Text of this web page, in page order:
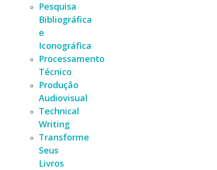
Pesquisa
Bibliográfica
e
Iconográfica
Processamento
Técnico
Produção
Audiovisual
Technical
Writing
Transforme
Seus
Livros